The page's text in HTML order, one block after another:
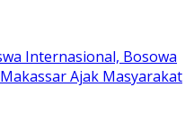
Internasional, Bosowa
Ajak Masyarakat